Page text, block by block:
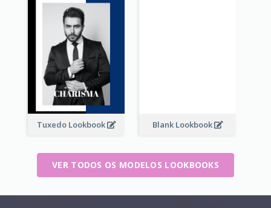
Tuxedo Lookbook Blank Lookbook
VER TODOS OS MODELOS LOOKBOOKS